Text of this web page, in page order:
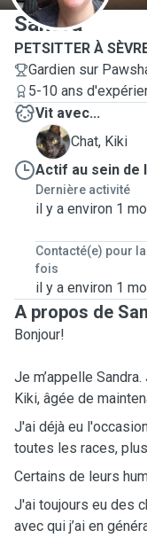
Sandra
PETSITTER À
Gardien sur
5-10 ans
Vit avec...
K
Chat, Kiki
Actif au sein de
Dernière activité
il y a environ 1
Contacté(e) pour
fois
il y a environ 1
A propos de
Bonjour!
Je m’appelle
Kiki, âgée de
J'ai déjà eu
toutes les races,
Certains de leurs
J'ai toujours eu des
avec qui j’ai en